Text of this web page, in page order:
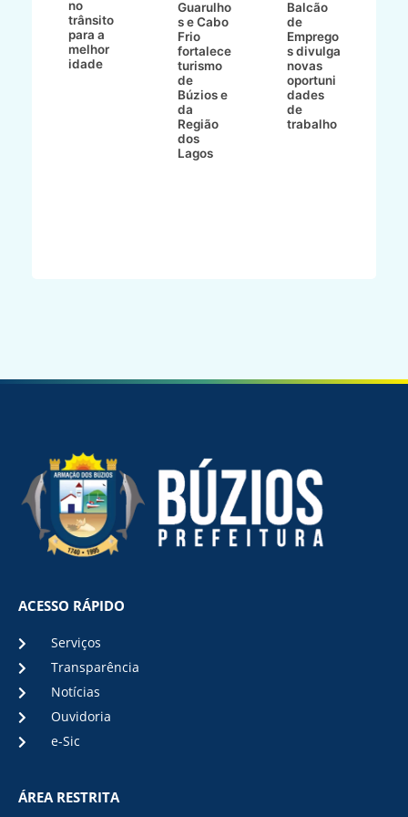
no
trânsito
para a
melhor
idade
Guarulho
s e Cabo
Frio
fortalece
turismo
de
Búzios e
da
Região
dos
Lagos
Balcão
de
Emprego
s divulga
novas
oportuni
dades
de
trabalho
ACESSO RÁPIDO
Serviços
Transparência
Notícias
Ouvidoria
e-Sic
ÁREA RESTRITA